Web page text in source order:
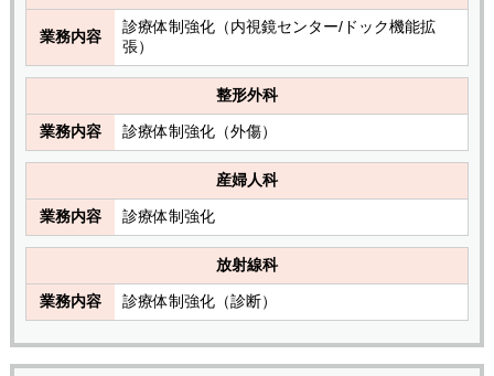
業務内容
診療体制強化（内視鏡センター/ドック機能拡
張）
整形外科
業務内容 診療体制強化（外傷）
産婦人科
業務内容 診療体制強化
放射線科
業務内容 診療体制強化（診断）